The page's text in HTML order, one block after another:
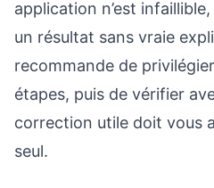
application n’est
un résultat sans vraie
recommande de
étapes, puis de vérifier
correction utile doit vous
seul.